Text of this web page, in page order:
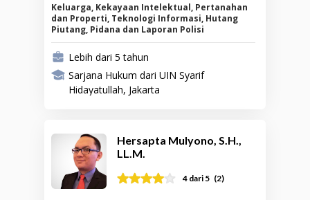
Keluarga, Kekayaan Intelektual, Pertanahan
dan Properti, Teknologi Informasi, Hutang
Piutang, Pidana dan Laporan Polisi
Lebih dari 5 tahun
Sarjana Hukum dari UIN Syarif
Hidayatullah, Jakarta
Hersapta Mulyono, S.H.,
LL.M.
4 dari 5 (2)